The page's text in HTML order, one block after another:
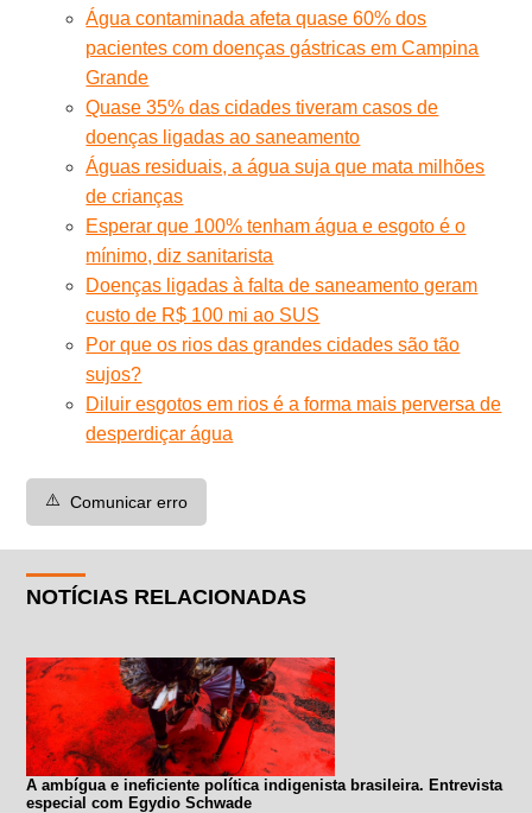
Água contaminada afeta quase 60% dos
pacientes com doenças gástricas em Campina
Grande
Quase 35% das cidades tiveram casos de
doenças ligadas ao saneamento
Águas residuais, a água suja que mata milhões
de crianças
Esperar que 100% tenham água e esgoto é o
mínimo, diz sanitarista
Doenças ligadas à falta de saneamento geram
custo de R$ 100 mi ao SUS
Por que os rios das grandes cidades são tão
sujos?
Diluir esgotos em rios é a forma mais perversa de
desperdiçar água
⚠️ Comunicar erro
NOTÍCIAS RELACIONADAS
A ambígua e ineficiente política indigenista brasileira. Entrevista
especial com Egydio Schwade